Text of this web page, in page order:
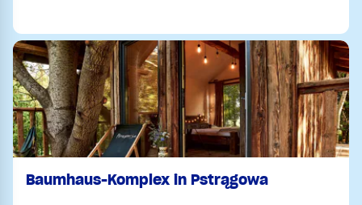
Baumhaus-Komplex in Pstrągowa